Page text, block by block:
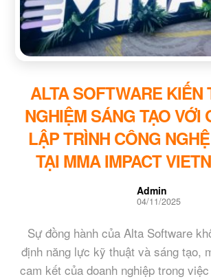
ALTA SOFTWARE KIẾN
NGHIỆM SÁNG TẠO VỚI
LẬP TRÌNH CÔNG
TẠI MMA IMPACT
Admin
04/11/2025
Sự đồng hành của Alta Software
định năng lực kỹ thuật và sáng tạo,
cam kết của doanh nghiệp trong